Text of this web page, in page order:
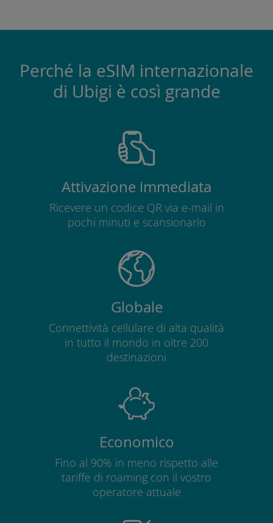
Perché la eSIM internazionale
di Ubigi è così grande
Attivazione immediata
Ricevere un codice QR via e-mail in
pochi minuti e scansionarlo
Globale
Connettività cellulare di alta qualità
in tutto il mondo in oltre 200
destinazioni
Economico
Fino al 90% in meno rispetto alle
tariffe di roaming con il vostro
operatore attuale